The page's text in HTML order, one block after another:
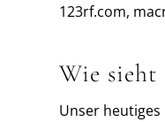
123rf.com,
Wie sieht
Unser